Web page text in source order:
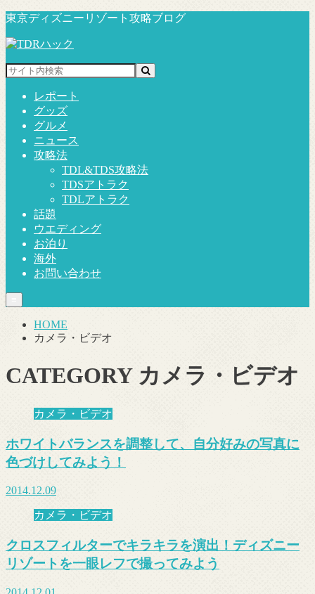
東京ディズニーリゾート攻略ブログ
レポート
グッズ
グルメ
ニュース
攻略法
TDL&TDS攻略法
TDSアトラク
TDLアトラク
話題
ウエディング
お泊り
海外
お問い合わせ
HOME
カメラ・ビデオ
CATEGORYカメラ・ビデオ
カメラ・ビデオ
ホワイトバランスを調整して、自分好みの写真に
色づけしてみよう！
2014.12.09
カメラ・ビデオ
クロスフィルターでキラキラを演出！ディズニー
リゾートを一眼レフで撮ってみよう